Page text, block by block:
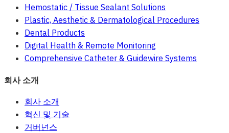
Hemostatic / Tissue Sealant Solutions
Plastic, Aesthetic & Dermatological Procedures
Dental Products
Digital Health & Remote Monitoring
Comprehensive Catheter & Guidewire Systems
회사 소개
회사 소개
혁신 및 기술
거버넌스